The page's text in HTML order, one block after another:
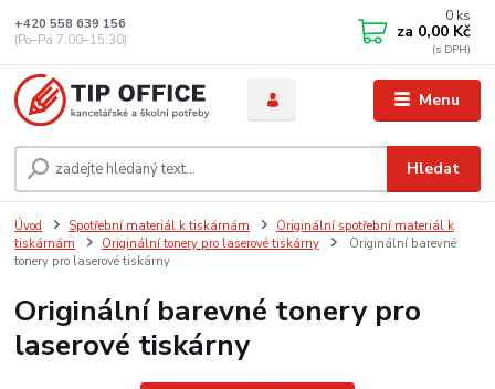
Menu
Hledat
+420 558 639 156
(Po–Pá 7:00–15:30)
0 ks
za 0,00 Kč
Úvod Spotřební materiál k tiskárnám
Originální spotřební materiál k
tiskárnám
Originální tonery pro laserové tiskárny
Originální barevné
tonery pro laserové tiskárny
Originální barevné tonery pro
laserové tiskárny